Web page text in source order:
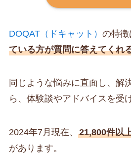
DOQAT（ドキャット） の特徴
ている方が質問に答えてくれ
同じような悩みに直面し、解
ら、体験談やアドバイスを受
2024年7月現在、 21,800件以
があります。